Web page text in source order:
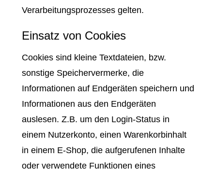
Verarbeitungsprozesses gelten.
Einsatz von Cookies
Cookies sind kleine Textdateien, bzw.
sonstige Speichervermerke, die
Informationen auf Endgeräten speichern und
Informationen aus den Endgeräten
auslesen. Z.B. um den Login-Status in
einem Nutzerkonto, einen Warenkorbinhalt
in einem E-Shop, die aufgerufenen Inhalte
oder verwendete Funktionen eines